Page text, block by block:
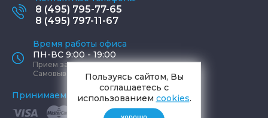
8 (495) 795-77-65
8 (495) 797-11-67
Время работы офиса
ПН-ВС 9:00 - 19:00
Прием заказов круглосуточно
Самовывоз ПН-СБ 9-19, ВС 12-17
Принимаем к оплате
Пользуясь сайтом, Вы
соглашаетесь с
использованием cookies.